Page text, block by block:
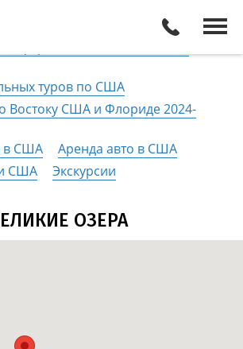
Виза
туров по США
Востоку США и Флориде 2024-
в США
Аренда авто в США
США Экскурсии
ОЗЕРА